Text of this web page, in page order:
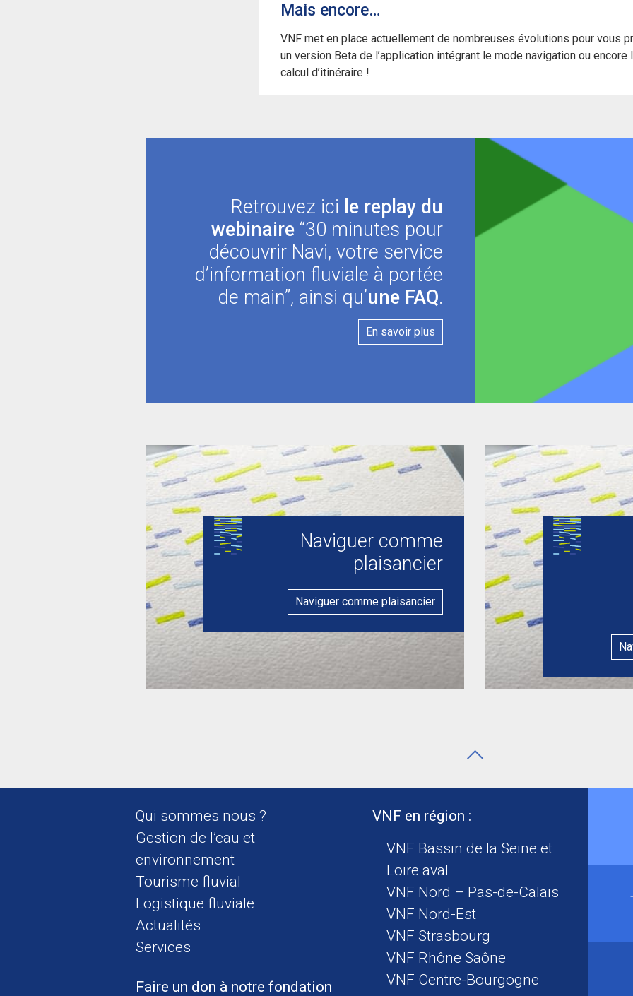
Mais encore…
VNF met en place actuellement de nombreuses évolutions pour vous
un version Beta de l’application intégrant le mode navigation ou encore
calcul d’itinéraire !
Retrouvez ici le replay du
webinaire “30 minutes pour
découvrir Navi, votre service
d’information fluviale à portée
de main”, ainsi qu’une FAQ.
En savoir plus
Naviguer comme
plaisancier
Naviguer comme plaisancier
Qui sommes nous ?
Gestion de l’eau et
environnement
Tourisme fluvial
Logistique fluviale
Actualités
Services
Faire un don à notre fondation
VNF en région :
VNF Bassin de la Seine et
Loire aval
VNF Nord – Pas-de-Calais
VNF Nord-Est
VNF Strasbourg
VNF Rhône Saône
VNF Centre-Bourgogne